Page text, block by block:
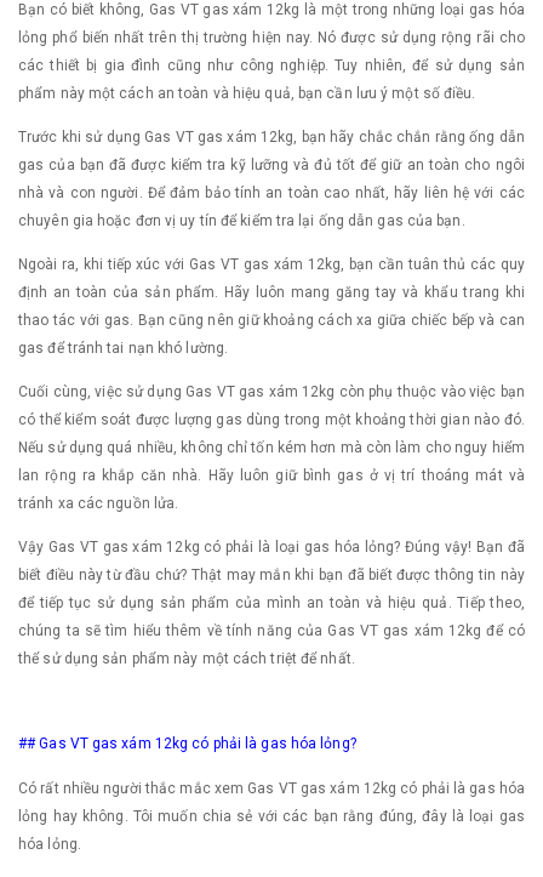
Bạn có biết không, Gas VT gas xám 12kg là một trong những loại gas hóa
lỏng phổ biến nhất trên thị trường hiện nay. Nó được sử dụng rộng rãi cho
các thiết bị gia đình cũng như công nghiệp. Tuy nhiên, để sử dụng sản
phẩm này một cách an toàn và hiệu quả, bạn cần lưu ý một số điều.
Trước khi sử dụng Gas VT gas xám 12kg, bạn hãy chắc chắn rằng ống dẫn
gas của bạn đã được kiểm tra kỹ lưỡng và đủ tốt để giữ an toàn cho ngôi
nhà và con người. Để đảm bảo tính an toàn cao nhất, hãy liên hệ với các
chuyên gia hoặc đơn vị uy tín để kiểm tra lại ống dẫn gas của bạn.
Ngoài ra, khi tiếp xúc với Gas VT gas xám 12kg, bạn cần tuân thủ các quy
định an toàn của sản phẩm. Hãy luôn mang găng tay và khẩu trang khi
thao tác với gas. Bạn cũng nên giữ khoảng cách xa giữa chiếc bếp và can
gas để tránh tai nạn khó lường.
Cuối cùng, việc sử dụng Gas VT gas xám 12kg còn phụ thuộc vào việc bạn
có thể kiểm soát được lượng gas dùng trong một khoảng thời gian nào đó.
Nếu sử dụng quá nhiều, không chỉ tốn kém hơn mà còn làm cho nguy hiểm
lan rộng ra khắp căn nhà. Hãy luôn giữ bình gas ở vị trí thoáng mát và
tránh xa các nguồn lửa.
Vậy Gas VT gas xám 12kg có phải là loại gas hóa lỏng? Đúng vậy! Bạn đã
biết điều này từ đầu chứ? Thật may mắn khi bạn đã biết được thông tin này
để tiếp tục sử dụng sản phẩm của mình an toàn và hiệu quả. Tiếp theo,
chúng ta sẽ tìm hiểu thêm về tính năng của Gas VT gas xám 12kg để có
thể sử dụng sản phẩm này một cách triệt để nhất.
## Gas VT gas xám 12kg có phải là gas hóa lỏng?
Có rất nhiều người thắc mắc xem Gas VT gas xám 12kg có phải là gas hóa
lỏng hay không. Tôi muốn chia sẻ với các bạn rằng đúng, đây là loại gas
hóa lỏng.